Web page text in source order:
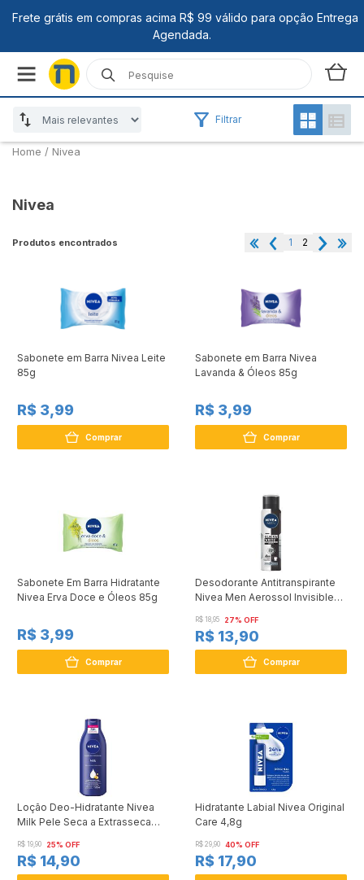
Filtrar
Home / Nivea
Nivea
Produtos encontrados 1 2
Sabonete em Barra Nivea Leite
85g
R$ 3,99
Comprar
Sabonete em Barra Nivea
Lavanda & Óleos 85g
R$ 3,99
Comprar
Sabonete Em Barra Hidratante
Nivea Erva Doce e Óleos 85g
R$ 3,99
Comprar
Desodorante Antitranspirante
Nivea Men Aerossol Invisible
R$ 18,95 27% OFF
R$ 13,90
Comprar
Loção Deo-Hidratante Nivea
Milk Pele Seca a Extrasseca
R$ 19,90 25% OFF
R$ 14,90
Hidratante Labial Nivea Original
Care 4,8g
R$ 29,90 40% OFF
R$ 17,90